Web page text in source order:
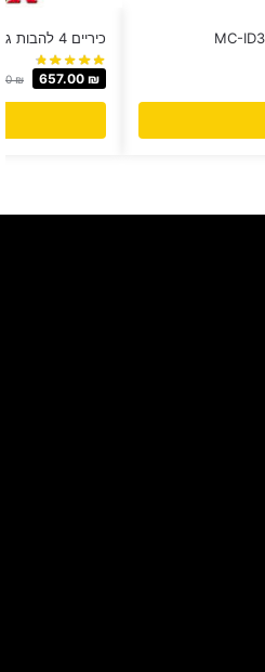
כיריים 4 להבות גז Muller/PEERLESS יבואן רשמי!
₪ 657.00 ₪